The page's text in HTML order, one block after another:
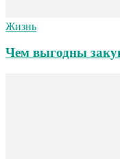
Жизнь
Чем выгодны